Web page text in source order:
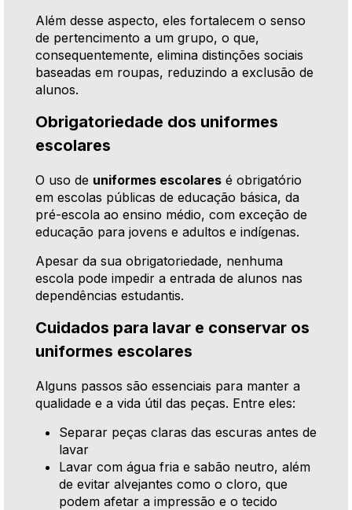
Além desse aspecto, eles fortalecem o senso
de pertencimento a um grupo, o que,
consequentemente, elimina distinções sociais
baseadas em roupas, reduzindo a exclusão de
alunos.
Obrigatoriedade dos uniformes
escolares
O uso de uniformes escolares é obrigatório
em escolas públicas de educação básica, da
pré-escola ao ensino médio, com exceção de
educação para jovens e adultos e indígenas.
Apesar da sua obrigatoriedade, nenhuma
escola pode impedir a entrada de alunos nas
dependências estudantis.
Cuidados para lavar e conservar os
uniformes escolares
Alguns passos são essenciais para manter a
qualidade e a vida útil das peças. Entre eles:
Separar peças claras das escuras antes de
lavar
Lavar com água fria e sabão neutro, além
de evitar alvejantes como o cloro, que
podem afetar a impressão e o tecido